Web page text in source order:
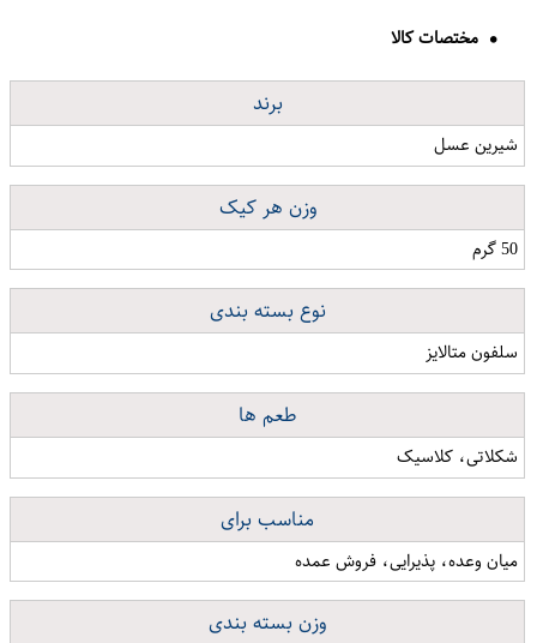
مختصات کالا
برند
شیرین عسل
وزن هر کیک
50 گرم
نوع بسته بندی
سلفون متالایز
طعم ها
شکلاتی، کلاسیک
مناسب برای
میان وعده، پذیرایی، فروش عمده
وزن بسته بندی